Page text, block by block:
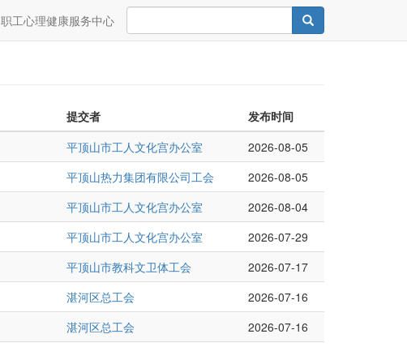
职工心理健康服务中心
Search
Search
提交者
发布时间
平顶山市工人文化宫办公室
2026-08-05
平顶山热力集团有限公司工会
2026-08-05
平顶山市工人文化宫办公室
2026-08-04
平顶山市工人文化宫办公室
2026-07-29
平顶山市教科文卫体工会
2026-07-17
湛河区总工会
2026-07-16
湛河区总工会
2026-07-16